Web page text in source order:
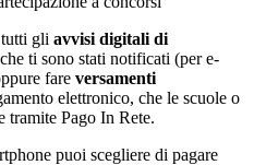
gli avvisi digitali di
ti sono stati notificati (per e-
fare versamenti
elettronico, che le scuole o
tramite Pago In Rete.
puoi scegliere di pagare